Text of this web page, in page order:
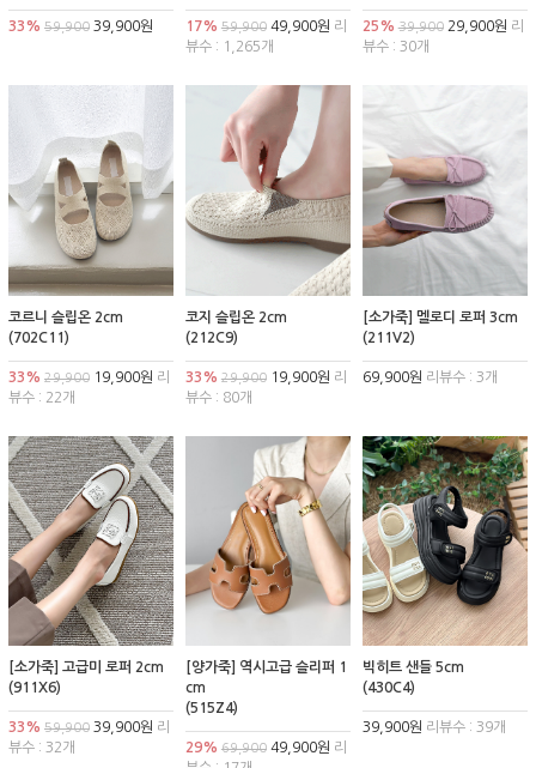
33% 59,900 39,900원 17% 59,90049,900원 리
뷰수 : 1,265개
25% 39,90029,900원 리
뷰수 : 30개
코르니 슬립온 2cm
(702C11)
33% 29,900 19,900원 리
뷰수 : 22개
코지 슬립온 2cm
(212C9)
33% 29,90019,900원 리
뷰수 : 80개
[소가죽] 멜로디 로퍼 3cm
(211V2)
69,900원 리뷰수 : 3개
[소가죽] 고급미 로퍼 2cm
(911X6)
33% 59,900 39,900원 리
뷰수 : 32개
[양가죽] 역시고급 슬리퍼 1
cm
(515Z4)
29% 69,90049,900원 리
빅히트 샌들 5cm
(430C4)
39,900원 리뷰수 : 39개